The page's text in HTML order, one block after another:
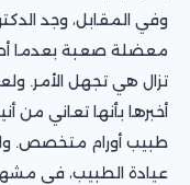
وفي المقابل، وجد
معضلة صعبة بعدما
تزال هي تجهل الأمر.
أخبرها بأنها تعاني من
طبيب أورام متخصص.
عيادة الطبيب، في